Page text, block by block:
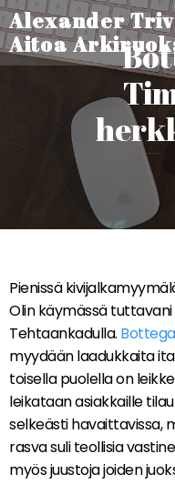
Alexander
Aitoa
Pienissä
Olin käymässä tuttavani
Tehtaankadulla. Bottega
myydään laadukkaita
toisella puolella on
leikataan asiakkaille
selkeästi havaittavissa,
rasva suli teollisia
myös juustoja joiden